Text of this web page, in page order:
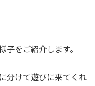
をご紹介します。
分けて遊びに来てくれ